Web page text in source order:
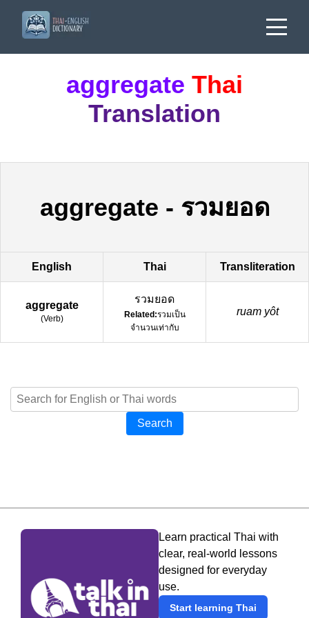
aggregate Thai
Translation
aggregate - รวมยอด
English Thai Transliteration
aggregate
(Verb)
รวมยอด
Related:รวมเป็น
จำนวนเท่ากับ
ruam yôt
Search
Learn practical Thai with
clear, real-world lessons
designed for everyday
use.
Start learning Thai